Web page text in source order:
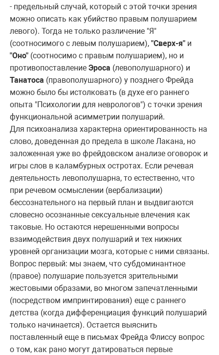
- предельный случай, который с этой точки зрения
можно описать как убийство правым полушарием
левого). Тогда не только различение "Я"
(соотносимого с левым полушарием), "Сверх-я" и
"Оно" (соотносимо с правым полушарием), но и
противопоставление Эроса (левополушарного) и
Танатоса (правополушарного) у позднего Фрейда
можно было бы истолковать (в духе его раннего
опыта "Психологии для неврологов") с точки зрения
функциональной асимметрии полушарий.
Для психоанализа характерна ориентированность на
слово, доведенная до предела в школе Лакана, но
заложенная уже во фрейдовском анализе оговорок и
игры слов в каламбурных остротах. Если речевая
деятельность левополушарна, то естественно, что
при речевом осмыслении (вербализации)
бессознательного на первый план и выдвигаются
словесно осознанные сексуальные влечения как
таковые. Но остаются нерешенными вопросы
взаимодействия двух полушарий и тех нижних
уровней организации мозга, которые с ними связаны.
Вопрос первый: мы знаем, что субдоминантное
(правое) полушарие пользуется зрительными
жестовыми образами, во многом запечатленными
(посредством импринтирования) еще с раннего
детства (когда дифференциация функций полушарий
только начинается). Остается выяснить
поставленный еще в письмах Фрейда Флиссу вопрос
о том, как рано могут датироваться первые